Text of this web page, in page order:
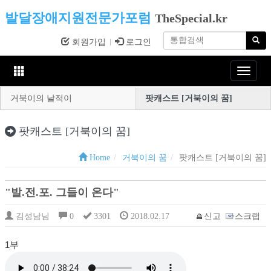
발달장애지원전문가포럼 TheSpecial.kr
회원가입 로그인
Toggle
거북이의 날적이
팟캐스트 [거북이의 꿈]
팟캐스트 [거북이의 꿈]
Home 거북이의 꿈 팟캐스트 [거북이의 꿈]
"발.전.포. 그들이 온다"
김성남님 0 3301 2018.02.17 신고 스크랩
1부